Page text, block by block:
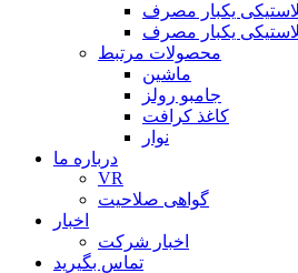
یکبار مصرف
یکبار مصرف
محصولات مرتبط
ماشین
جامبو رولز
کاغذ کرافت
نوار
درباره ما
VR
گواهی صلاحیت
اخبار
اخبار شرکت
تماس بگیرید